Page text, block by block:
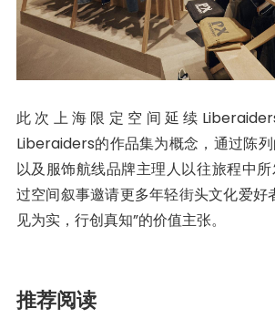
此次上海限定空间延续
Liberaiders的作品集为概念，通过陈
以及服饰航线品牌主理人以往旅程中
过空间叙事邀请更多年轻街头文化爱好
见为实，行创真知”的价值主张。
推荐阅读